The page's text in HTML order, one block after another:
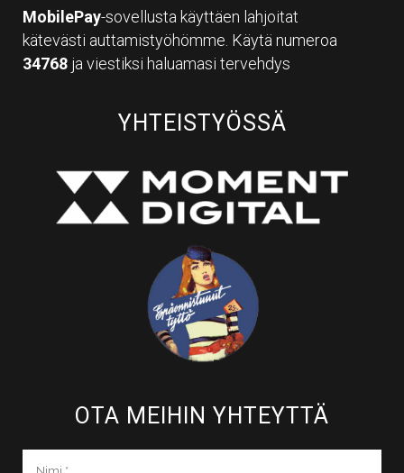
MobilePay-sovellusta käyttäen lahjoitat
kätevästi auttamistyöhömme. Käytä numeroa
34768 ja viestiksi haluamasi tervehdys
YHTEISTYÖSSÄ
OTA MEIHIN YHTEYTTÄ​